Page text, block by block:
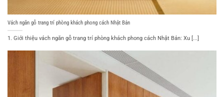
Vách ngăn gỗ trang trí phòng khách phong cách Nhật Bản
1. Giới thiệu vách ngăn gỗ trang trí phòng khách phong cách Nhật Bản: Xu [...]